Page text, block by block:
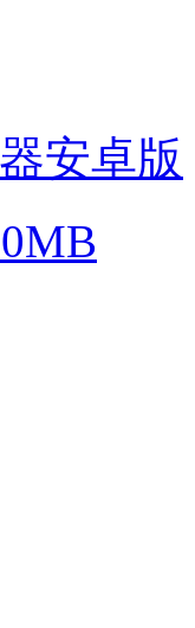
安卓版